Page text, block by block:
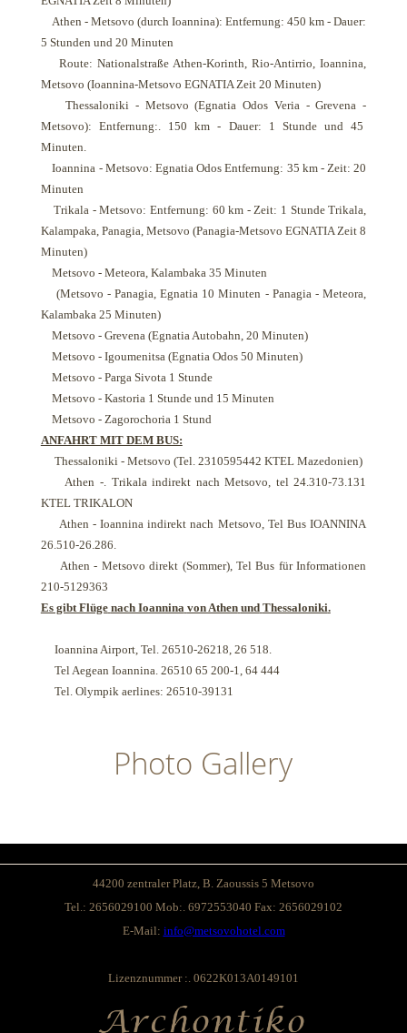
Athen - Metsovo (durch Ioannina): Entfernung: 450 km - Dauer:
5 Stunden und 20 Minuten
Route: Nationalstraße Athen-Korinth, Rio-Antirrio, Ioannina,
Metsovo (Ioannina-Metsovo EGNATIA Zeit 20 Minuten)
Thessaloniki - Metsovo (Egnatia Odos Veria - Grevena -
Metsovo): Entfernung:. 150 km - Dauer: 1 Stunde und 45
Minuten.
Ioannina - Metsovo: Egnatia Odos Entfernung: 35 km - Zeit: 20
Minuten
Trikala - Metsovo: Entfernung: 60 km - Zeit: 1 Stunde Trikala,
Kalampaka, Panagia, Metsovo (Panagia-Metsovo EGNATIA Zeit 8
Minuten)
Metsovo - Meteora, Kalambaka 35 Minuten
(Metsovo - Panagia, Egnatia 10 Minuten - Panagia - Meteora,
Kalambaka 25 Minuten)
Metsovo - Grevena (Egnatia Autobahn, 20 Minuten)
Metsovo - Igoumenitsa (Egnatia Odos 50 Minuten)
Metsovo - Parga Sivota 1 Stunde
Metsovo - Kastoria 1 Stunde und 15 Minuten
Metsovo - Zagorochoria 1 Stund
ANFAHRT MIT DEM BUS:
Thessaloniki - Metsovo (Tel. 2310595442 KTEL Mazedonien)
Athen -. Trikalaindirekt nachMetsovo, tel 24.310-73.131
KTEL TRIKALON
Athen - Ioanninaindirekt nach Metsovo, Tel Bus IOANNINA
26.510-26.286.
Athen - Metsovo direkt (Sommer), Tel Bus für Informationen
210-5129363
Es gibt Flüge nach Ioannina von Athen und Thessaloniki.
IoanninaAirport, Tel. 26510-26218, 26 518.
TelAegean Ioannina. 26510 65 200-1, 64 444
Tel. Olympik aerlines: 26510-39131
Photo Gallery
44200 zentraler Platz, B. Zaoussis 5 Metsovo
Tel.: 2656029100 Mob:. 6972553040 Fax: 2656029102
E-Mail: info@metsovohotel.com
Lizenznummer :. 0622K013A0149101